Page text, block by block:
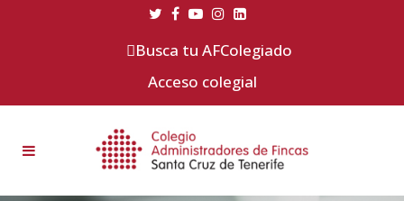
Busca tu AFColegiado
Acceso colegial